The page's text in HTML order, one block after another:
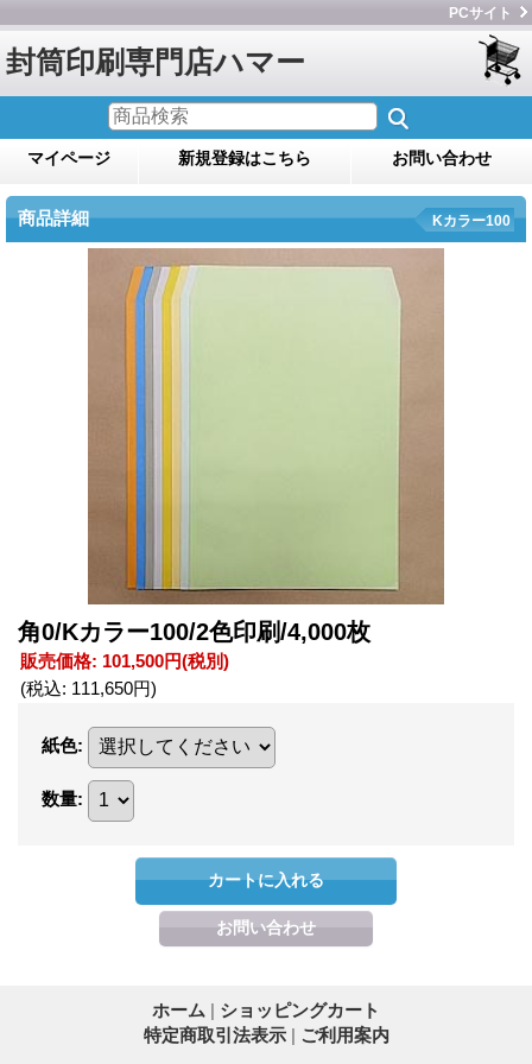
PCサイト
封筒印刷専門店ハマー
マイページ 新規登録はこちら お問い合わせ
商品詳細 Kカラー100
角0/Kカラー100/2色印刷/4,000枚
販売価格: 101,500円(税別)
(税込: 111,650円)
紙色:
数量:
ホーム | ショッピングカート
特定商取引法表示 | ご利用案内